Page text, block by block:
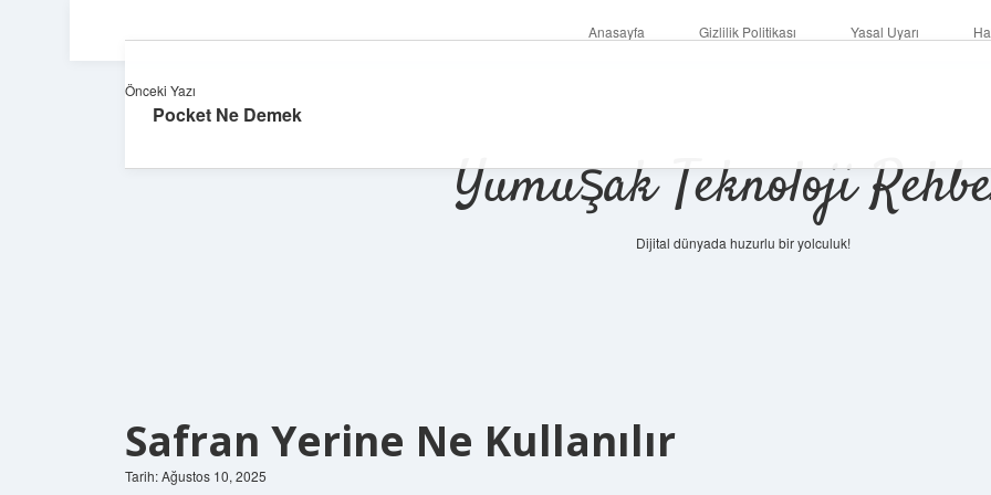
Anasayfa Gizlilik Politikası Yasal Uyarı
Yumuşak Teknoloji
Dijital dünyada huzurlu bir yolculuk!
Safran Yerine Ne Kullanılır
Tarih: Ağustos 10, 2025
Önceki Yazı
Pocket Ne Demek